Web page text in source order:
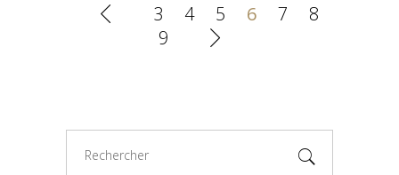
3 4 5 6 7
8
9
for: